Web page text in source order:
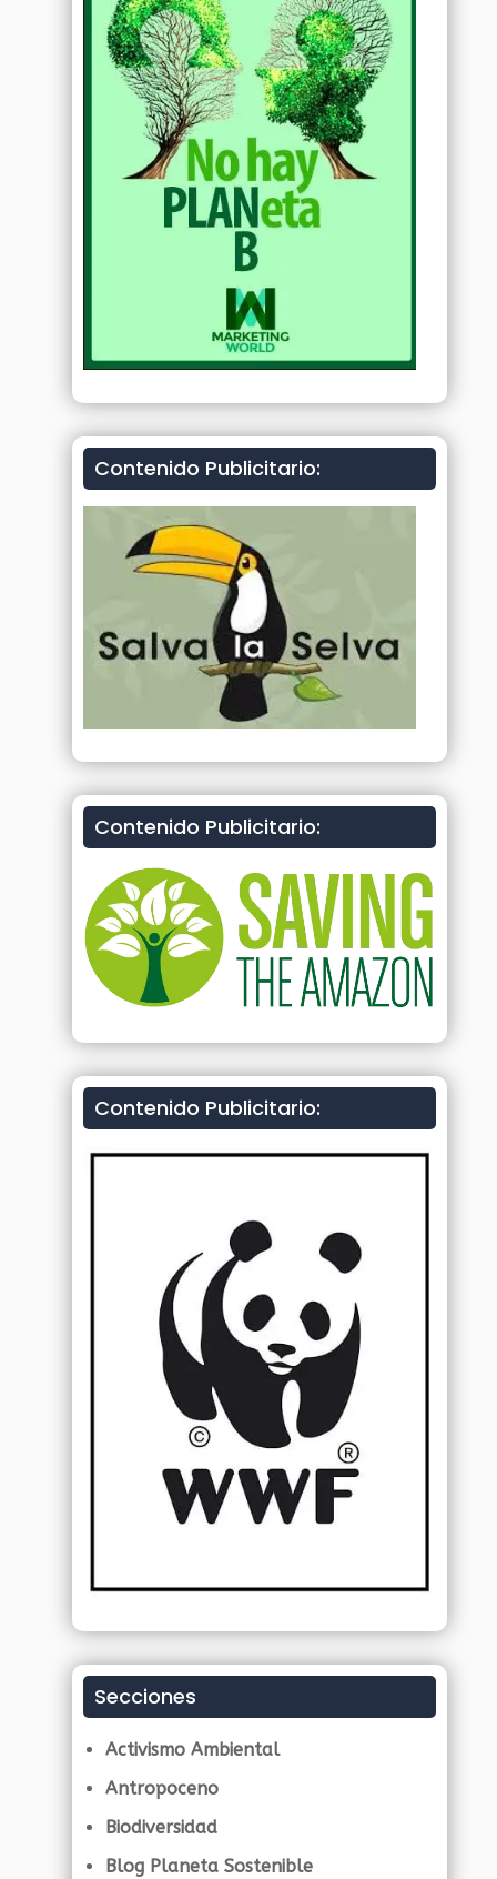
Contenido Publicitario:
Contenido Publicitario:
Contenido Publicitario:
Secciones
Activismo Ambiental
Antropoceno
Biodiversidad
Blog Planeta Sostenible